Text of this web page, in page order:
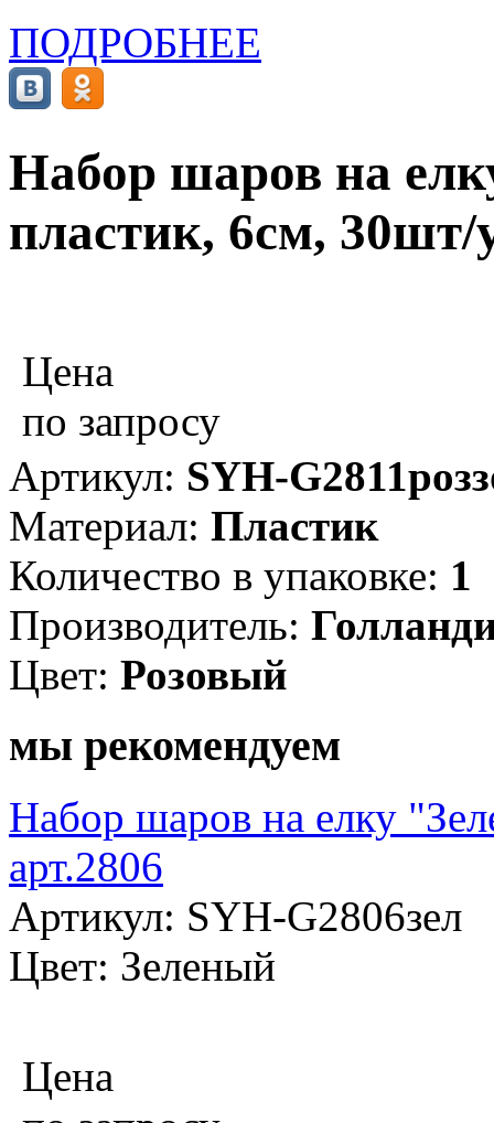
ПОДРОБНЕЕ
Набор шаров на
пластик, 6см, 30шт/
Цена
по запросу
Артикул: SYH-
Материал: Пластик
Количество в упаковке: 1
Производитель:
Цвет: Розовый
мы рекомендуем
Набор шаров на елку
арт.2806
Артикул: SYH-G2806зел
Цвет: Зеленый
Цена